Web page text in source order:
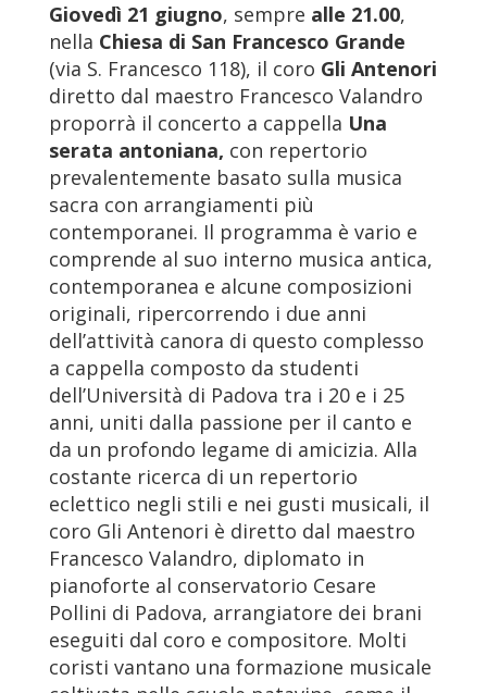
Giovedì 21 giugno, sempre alle 21.00,
nella Chiesa di San Francesco Grande
(via S. Francesco 118), il coro Gli Antenori
diretto dal maestro Francesco Valandro
proporrà il concerto a cappella Una
serata antoniana, con repertorio
prevalentemente basato sulla musica
sacra con arrangiamenti più
contemporanei. Il programma è vario e
comprende al suo interno musica antica,
contemporanea e alcune composizioni
originali, ripercorrendo i due anni
dell’attività canora di questo complesso
a cappella composto da studenti
dell’Università di Padova tra i 20 e i 25
anni, uniti dalla passione per il canto e
da un profondo legame di amicizia. Alla
costante ricerca di un repertorio
eclettico negli stili e nei gusti musicali, il
coro Gli Antenori è diretto dal maestro
Francesco Valandro, diplomato in
pianoforte al conservatorio Cesare
Pollini di Padova, arrangiatore dei brani
eseguiti dal coro e compositore. Molti
coristi vantano una formazione musicale